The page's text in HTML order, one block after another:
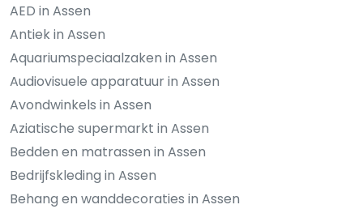
AED in Assen
Antiek in Assen
Aquariumspeciaalzaken in Assen
Audiovisuele apparatuur in Assen
Avondwinkels in Assen
Aziatische supermarkt in Assen
Bedden en matrassen in Assen
Bedrijfskleding in Assen
Behang en wanddecoraties in Assen